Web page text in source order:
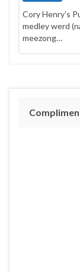
Cory Henry’s
medley werd
meezong…